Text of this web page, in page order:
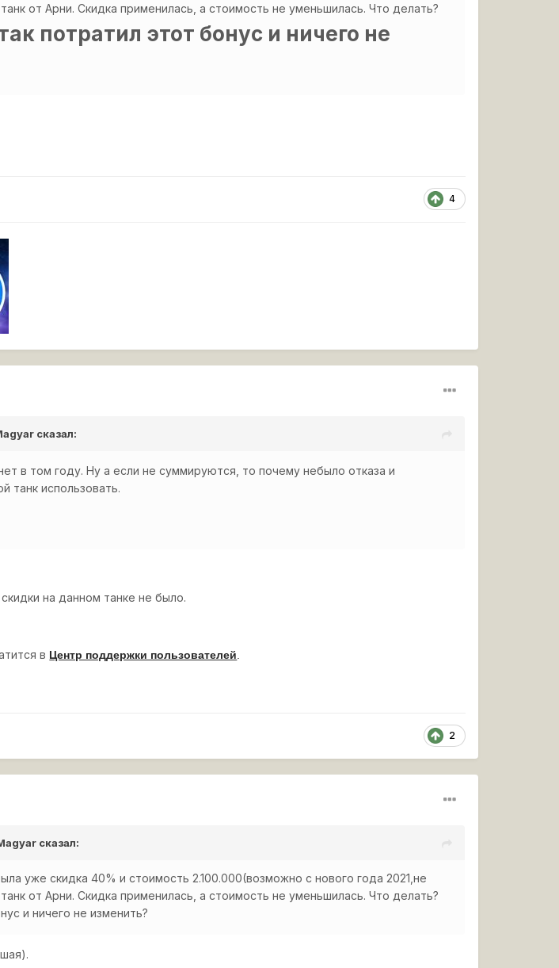
от Арни. Скидка применилась, а стоимость не уменьшилась. Что делать?
потратил этот бонус и ничего не
4
сказал:
в том году. Ну а если не суммируются, то почему небыло отказа и
танк использовать.
на данном танке не было.
в Центр поддержки пользователей
2
сказал:
уже скидка 40% и стоимость 2.100.000(возможно с нового года 2021,не
от Арни. Скидка применилась, а стоимость не уменьшилась. Что делать?
и ничего не изменить?